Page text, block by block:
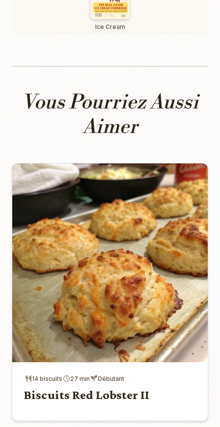
Ice Cream
Vous Pourriez Aussi
Aimer
14 biscuits 27 min Débutant
Biscuits Red Lobster II